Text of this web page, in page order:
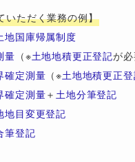
いただく業務の例】
地国庫帰属制度
量 （※土地地積更正登記が
確定測量 （※土地地積更正
確定測量＋ 土地分筆登記
地目変更登記
筆登記